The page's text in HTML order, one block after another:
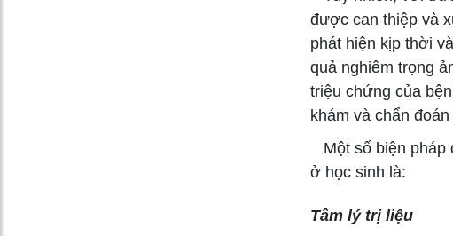
được can thiệp và
phát hiện kịp thời
quả nghiêm trọng
triệu chứng của
khám và chẩn
Một số biện pháp
ở học sinh là:
Tâm lý trị liệu